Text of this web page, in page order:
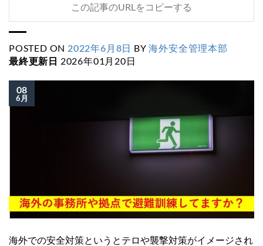
この記事のURLをコピーする
POSTED ON 2022年6月8日 BY海外安全管理本部
最終更新日 2026年01月20日
08
6月
海外での安全対策というとテロや襲撃対策がイメージされ